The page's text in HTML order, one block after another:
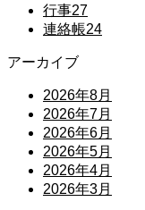
行事27
連絡帳24
アーカイブ
2026年8月
2026年7月
2026年6月
2026年5月
2026年4月
2026年3月